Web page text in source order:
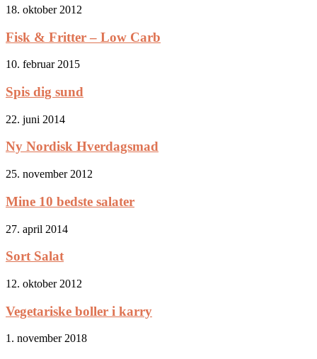
18. oktober 2012
Fisk & Fritter – Low Carb
10. februar 2015
Spis dig sund
22. juni 2014
Ny Nordisk Hverdagsmad
25. november 2012
Mine 10 bedste salater
27. april 2014
Sort Salat
12. oktober 2012
Vegetariske boller i karry
1. november 2018